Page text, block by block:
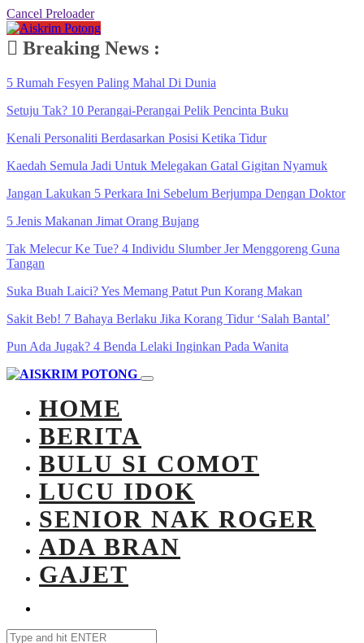
Cancel Preloader
Breaking News :
5 Rumah Fesyen Paling Mahal Di Dunia
Setuju Tak? 10 Perangai-Perangai Pelik Pencinta Buku
Kenali Personaliti Berdasarkan Posisi Ketika Tidur
Kaedah Semula Jadi Untuk Melegakan Gatal Gigitan Nyamuk
Jangan Lakukan 5 Perkara Ini Sebelum Berjumpa Dengan Doktor
5 Jenis Makanan Jimat Orang Bujang
Tak Melecur Ke Tue? 4 Individu Slumber Jer Menggoreng Guna
Tangan
Suka Buah Laici? Yes Memang Patut Pun Korang Makan
Sakit Beb! 7 Bahaya Berlaku Jika Korang Tidur ‘Salah Bantal’
Pun Ada Jugak? 4 Benda Lelaki Inginkan Pada Wanita
HOME
BERITA
BULU SI COMOT
LUCU IDOK
SENIOR NAK ROGER
ADA BRAN
GAJET